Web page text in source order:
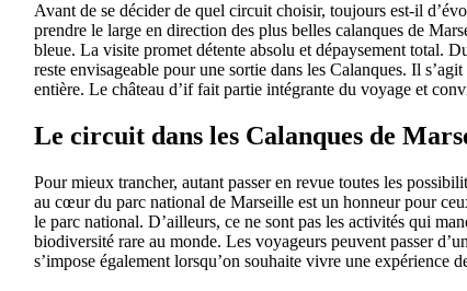
Avant de se décider de quel circuit choisir, toujours est-il
prendre le large en direction des plus belles calanques de
bleue. La visite promet détente absolu et dépaysement total.
reste envisageable pour une sortie dans les Calanques. Il
entière. Le château d’if fait partie intégrante du voyage et
Le circuit dans les Calanques de
Pour mieux trancher, autant passer en revue toutes les
au cœur du parc national de Marseille est un honneur pour
le parc national. D’ailleurs, ce ne sont pas les activités qui
biodiversité rare au monde. Les voyageurs peuvent passer
s’impose également lorsqu’on souhaite vivre une expérience